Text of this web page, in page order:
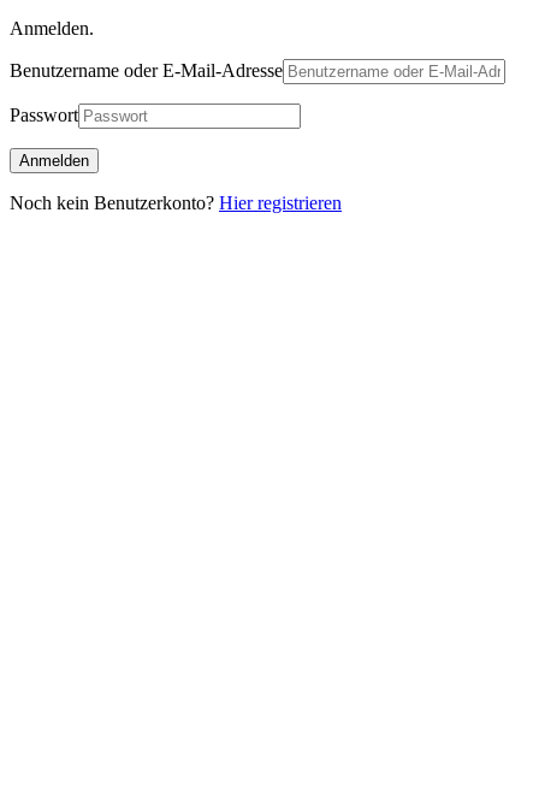
Anmelden.
Benutzername oder E-Mail-Adresse
Passwort
Noch kein Benutzerkonto? Hier registrieren